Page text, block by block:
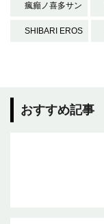
瘋癲ノ喜多サン
SHIBARI EROS
おすすめ記事